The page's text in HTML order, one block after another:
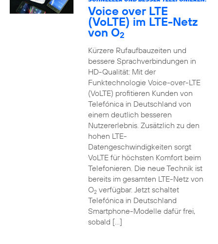
Voice over LTE
(VoLTE) im LTE-Netz
von O2
Kürzere Rufaufbauzeiten und
bessere Sprachverbindungen in
HD-Qualität: Mit der
Funktechnologie Voice-over-LTE
(VoLTE) profitieren Kunden von
Telefónica in Deutschland von
einem deutlich besseren
Nutzererlebnis. Zusätzlich zu den
hohen LTE-
Datengeschwindigkeiten sorgt
VoLTE für höchsten Komfort beim
Telefonieren. Die neue Technik ist
bereits im gesamten LTE-Netz von
O2verfügbar. Jetzt schaltet
Telefónica in Deutschland
Smartphone-Modelle dafür frei,
sobald […]